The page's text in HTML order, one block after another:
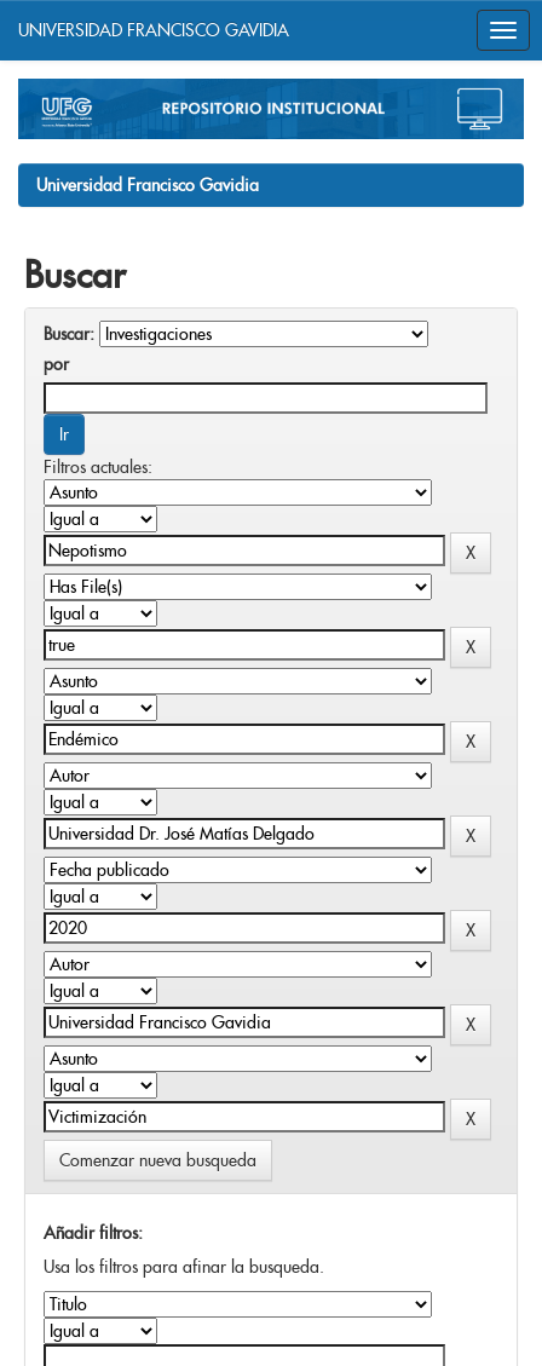
navigation
UNIVERSIDAD FRANCISCO GAVIDIA
Universidad Francisco Gavidia
Buscar
Buscar:
por
Filtros actuales:
Comenzar nueva busqueda
Añadir filtros:
Usa los filtros para afinar la busqueda.